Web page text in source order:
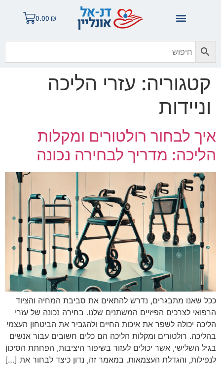
0.00 ₪
קטגוריה: עזרי הליכה
וניידות
איך לבחור רולטורים ומקלות
הליכה: מדריך לבחירה נכונה
ככל שאנו מתבגרים, נדרש להתאים את סביבת המחיה והציוד
הרפואי לצרכים הפיזיים המשתנים שלנו. בחירה נכונה של עזרי
הליכה יכולה לשפר את איכות החיים ולהגביר את הביטחון העצמי
בהליכה. רולטורים ומקלות הליכה הם כלים חשובים עבור אנשים
בגיל השלישי, אשר יכולים לעזור בשיפור היציבות, הפחתת הסיכון
לנפילות, והגדלת העצמאות. במאמר זה, נדון כיצד לבחור את […]